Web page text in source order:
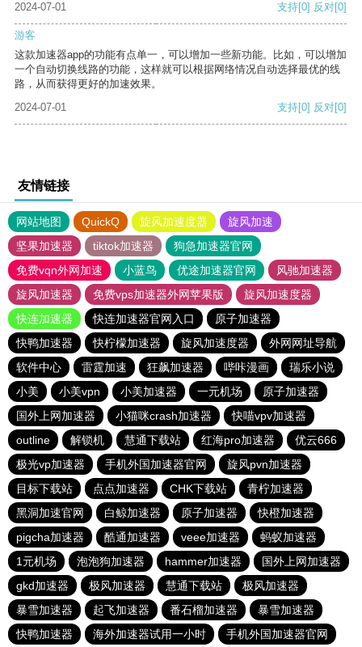
2024-07-01 支持[0] 反对[0]
游客
这款加速器app的功能有点单一，可以增加一些新功能。比如，可以增加
一个自动切换线路的功能，这样就可以根据网络情况自动选择最优的线
路，从而获得更好的加速效果。
2024-07-01
支持[0] 反对[0]
友情链接
网站地图 QuickQ 旋风加速度器
旋风加速
坚果加速器
tiktok加速器
狗急加速器官网
免费vqn外网加速
小蓝鸟 优途加速器官网
风驰加速器
旋风加速器
免费vps加速器外网苹果版
旋风加速度器
快连加速器
快连加速器官网入口
原子加速器
快鸭加速器
快柠檬加速器 旋风加速度器
外网网址导航
软件中心
雷霆加速 狂飙加速器 哔咔漫画
瑞乐小说
小美
小美vpn 小美加速器 一元机场
原子加速器
国外上网加速器
小猫咪crash加速器
快喵vpv加速器
outline
解锁机 慧通下载站 红海pro加速器
优云666
极光vp加速器
手机外国加速器官网
旋风pvn加速器
目标下载站
点点加速器 CHK下载站
青柠加速器
黑洞加速官网
白鲸加速器 原子加速器
快橙加速器
pigcha加速器
酷通加速器 veee加速器
蚂蚁加速器
1元机场
泡泡狗加速器 hammer加速器
国外上网加速器
gkd加速器
极风加速器 慧通下载站
极风加速器
暴雪加速器
起飞加速器 番石榴加速器
暴雪加速器
快鸭加速器
海外加速器试用一小时 手机外国加速器官网